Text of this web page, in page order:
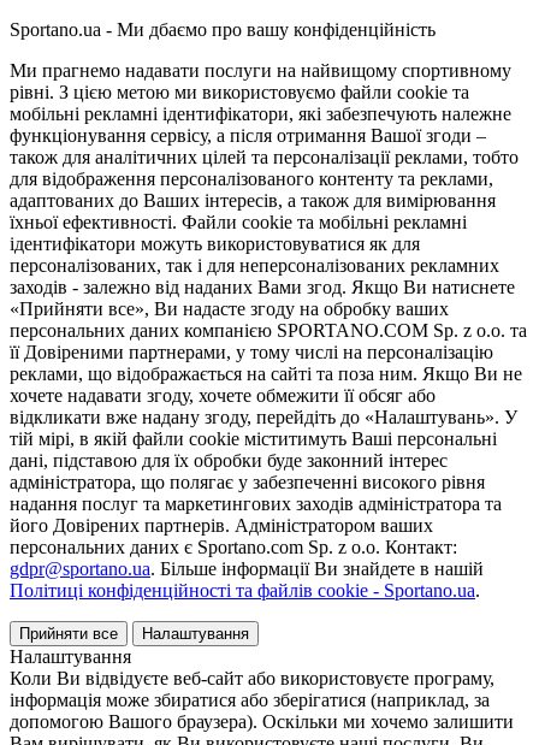
Sportano.ua - Ми дбаємо про вашу конфіденційність
Ми прагнемо надавати послуги на найвищому спортивному
рівні. З цією метою ми використовуємо файли cookie та
мобільні рекламні ідентифікатори, які забезпечують належне
функціонування сервісу, а після отримання Вашої згоди –
також для аналітичних цілей та персоналізації реклами, тобто
для відображення персоналізованого контенту та реклами,
адаптованих до Ваших інтересів, а також для вимірювання
їхньої ефективності. Файли cookie та мобільні рекламні
ідентифікатори можуть використовуватися як для
персоналізованих, так і для неперсоналізованих рекламних
заходів - залежно від наданих Вами згод. Якщо Ви натиснете
«Прийняти все», Ви надасте згоду на обробку ваших
персональних даних компанією SPORTANO.COM Sp. z o.o. та
її Довіреними партнерами, у тому числі на персоналізацію
реклами, що відображається на сайті та поза ним. Якщо Ви не
хочете надавати згоду, хочете обмежити її обсяг або
відкликати вже надану згоду, перейдіть до «Налаштувань». У
тій мірі, в якій файли cookie міститимуть Ваші персональні
дані, підставою для їх обробки буде законний інтерес
адміністратора, що полягає у забезпеченні високого рівня
надання послуг та маркетингових заходів адміністратора та
його Довірених партнерів. Адміністратором ваших
персональних даних є Sportano.com Sp. z o.o. Контакт:
gdpr@sportano.ua. Більше інформації Ви знайдете в нашій
Політиці конфіденційності та файлів cookie - Sportano.ua.
Прийняти все Налаштування
Налаштування
Коли Ви відвідуєте веб-сайт або використовуєте програму,
інформація може збиратися або зберігатися (наприклад, за
допомогою Вашого браузера). Оскільки ми хочемо залишити